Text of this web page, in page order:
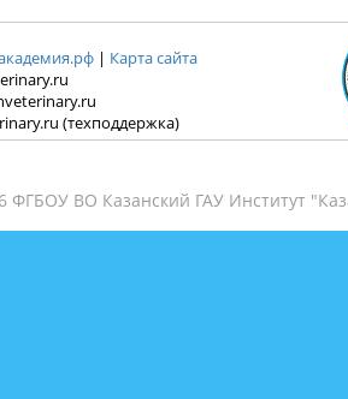
| Карта сайта
(техподдержка)
ФГБОУ ВО Казанский ГАУ Институт